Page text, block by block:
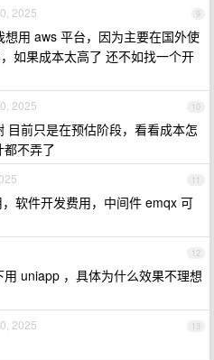
9
2025
想用 aws 平台，因为主要在国外使
如果成本太高了 还不如找一个开
10
2025
目前只是在预估阶段，看看成本怎
都不弄了
11
软件开发费用，中间件 emqx 可
12
用 uniapp ，具体为什么效果不理想
13
2025